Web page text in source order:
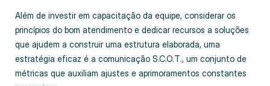
Além de investir em capacitação da equipe, considerar os
princípios do bom atendimento e dedicar recursos a soluções
que ajudem a construir uma estrutura elaborada, uma
estratégia eficaz é a comunicação S.C.O.T., um conjunto de
métricas que auxiliam ajustes e aprimoramentos constantes